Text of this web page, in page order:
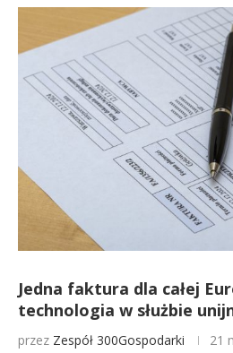
Jedna faktura dla całej
technologia w służbie
przez Zespół 300Gospodarki 21